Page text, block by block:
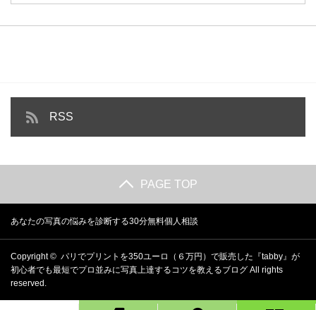
RSS
PAGE TOP
あなたの写真の悩みを診断する30分無料個人相談
Copyright © パリでプリントを350ユーロ（６万円）で販売した『tabby』が
初心者でも最短でプロ並みに写真上達するコツを教えるブログ All rights
reserved.